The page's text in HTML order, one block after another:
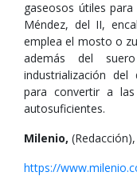
gaseosos útiles
Méndez, del II,
emplea el mosto o
además del
industrialización
para convertir a
autosuficientes.
Milenio, (Redacción),
https://